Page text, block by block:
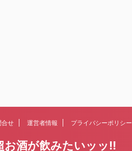
合せ 運営者情報 プライバシーポリシー
お酒が飲みたいッッ!!